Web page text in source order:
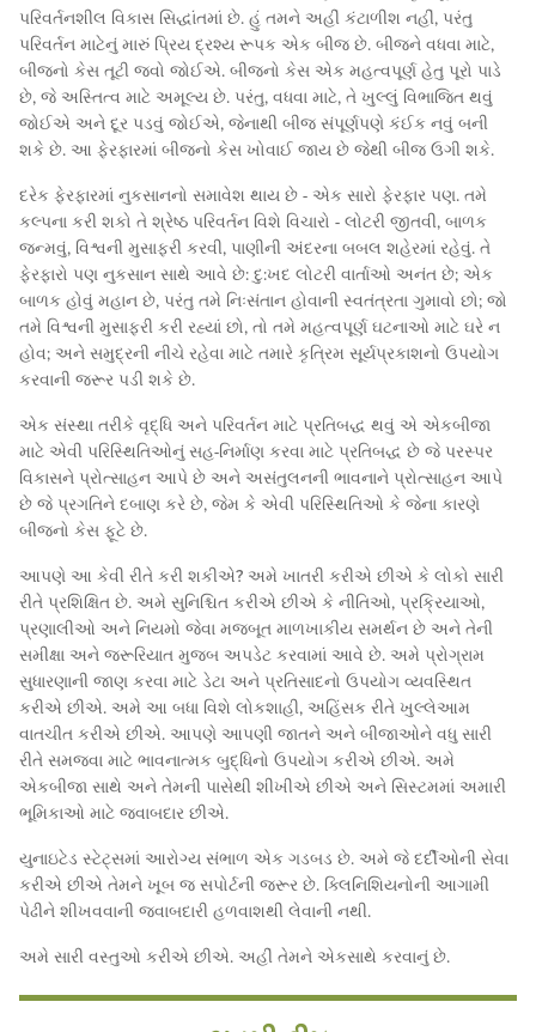
પરિવર્તનશીલ વિકાસ સિદ્ધાંતમાં છે. હું તમને અહીં કંટાળીશ નહીં, પરંતુ
પરિવર્તન માટેનું મારું પ્રિય દ્રશ્ય રૂપક એક બીજ છે. બીજને વધવા માટે,
બીજનો કેસ તૂટી જવો જોઈએ. બીજનો કેસ એક મહત્વપૂર્ણ હેતુ પૂરો પાડે
છે, જે અસ્તિત્વ માટે અમૂલ્ય છે. પરંતુ, વધવા માટે, તે ખુલ્લું વિભાજિત થવું
જોઈએ અને દૂર પડવું જોઈએ, જેનાથી બીજ સંપૂર્ણપણે કંઈક નવું બની
શકે છે. આ ફેરફારમાં બીજનો કેસ ખોવાઈ જાય છે જેથી બીજ ઉગી શકે.
દરેક ફેરફારમાં નુકસાનનો સમાવેશ થાય છે - એક સારો ફેરફાર પણ. તમે
કલ્પના કરી શકો તે શ્રેષ્ઠ પરિવર્તન વિશે વિચારો - લોટરી જીતવી, બાળક
જન્મવું, વિશ્વની મુસાફરી કરવી, પાણીની અંદરના બબલ શહેરમાં રહેવું. તે
ફેરફારો પણ નુકસાન સાથે આવે છે: દુ:ખદ લોટરી વાર્તાઓ અનંત છે; એક
બાળક હોવું મહાન છે, પરંતુ તમે નિઃસંતાન હોવાની સ્વતંત્રતા ગુમાવો છો; જો
તમે વિશ્વની મુસાફરી કરી રહ્યાં છો, તો તમે મહત્વપૂર્ણ ઘટનાઓ માટે ઘરે ન
હોવ; અને સમુદ્રની નીચે રહેવા માટે તમારે કૃત્રિમ સૂર્યપ્રકાશનો ઉપયોગ
કરવાની જરૂર પડી શકે છે.
એક સંસ્થા તરીકે વૃદ્ધિ અને પરિવર્તન માટે પ્રતિબદ્ધ થવું એ એકબીજા
માટે એવી પરિસ્થિતિઓનું સહ-નિર્માણ કરવા માટે પ્રતિબદ્ધ છે જે પરસ્પર
વિકાસને પ્રોત્સાહન આપે છે અને અસંતુલનની ભાવનાને પ્રોત્સાહન આપે
છે જે પ્રગતિને દબાણ કરે છે, જેમ કે એવી પરિસ્થિતિઓ કે જેના કારણે
બીજનો કેસ ફૂટે છે.
આપણે આ કેવી રીતે કરી શકીએ? અમે ખાતરી કરીએ છીએ કે લોકો સારી
રીતે પ્રશિક્ષિત છે. અમે સુનિશ્ચિત કરીએ છીએ કે નીતિઓ, પ્રક્રિયાઓ,
પ્રણાલીઓ અને નિયમો જેવા મજબૂત માળખાકીય સમર્થન છે અને તેની
સમીક્ષા અને જરૂરિયાત મુજબ અપડેટ કરવામાં આવે છે. અમે પ્રોગ્રામ
સુધારણાની જાણ કરવા માટે ડેટા અને પ્રતિસાદનો ઉપયોગ વ્યવસ્થિત
કરીએ છીએ. અમે આ બધા વિશે લોકશાહી, અહિંસક રીતે ખુલ્લેઆમ
વાતચીત કરીએ છીએ. આપણે આપણી જાતને અને બીજાઓને વધુ સારી
રીતે સમજવા માટે ભાવનાત્મક બુદ્ધિનો ઉપયોગ કરીએ છીએ. અમે
એકબીજા સાથે અને તેમની પાસેથી શીખીએ છીએ અને સિસ્ટમમાં અમારી
ભૂમિકાઓ માટે જવાબદાર છીએ.
યુનાઇટેડ સ્ટેટ્સમાં આરોગ્ય સંભાળ એક ગડબડ છે. અમે જે દર્દીઓની સેવા
કરીએ છીએ તેમને ખૂબ જ સપોર્ટની જરૂર છે. ક્લિનિશિયનોની આગામી
પેઢીને શીખવવાની જવાબદારી હળવાશથી લેવાની નથી.
અમે સારી વસ્તુઓ કરીએ છીએ. અહીં તેમને એકસાથે કરવાનું છે.